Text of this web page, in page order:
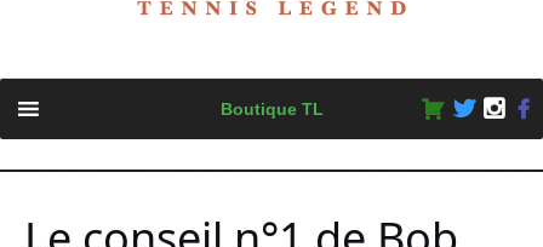
content
Boutique TL